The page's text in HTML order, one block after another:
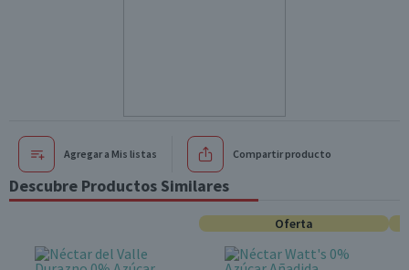
Agregar a Mis listas Compartir producto
Descubre Productos Similares
Oferta